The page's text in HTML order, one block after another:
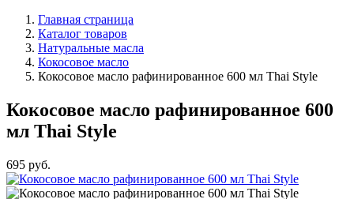
Главная страница
Каталог товаров
Натуральные масла
Кокосовое масло
Кокосовое масло рафинированное 600 мл Thai Style
Кокосовое масло рафинированное 600
мл Thai Style
695 руб.